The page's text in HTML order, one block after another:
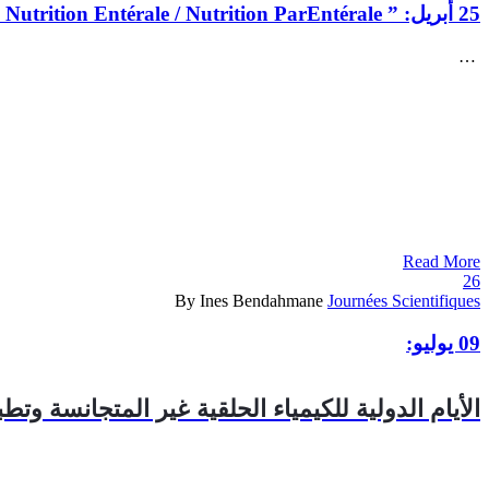
25 أبريل: ” Nutrition Entérale / Nutrition ParEntérale ” ورشة التأمل
…
Read More
26
By Ines Bendahmane Journées Scientifiques
09 يوليو:
الأيام الدولية للكيمياء الحلقية غير المتجانسة